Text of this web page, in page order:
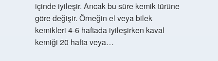
içinde iyileşir. Ancak bu süre kemik türüne
göre değişir. Örneğin el veya bilek
kemikleri 4-6 haftada iyileşirken kaval
kemiği 20 hafta veya…